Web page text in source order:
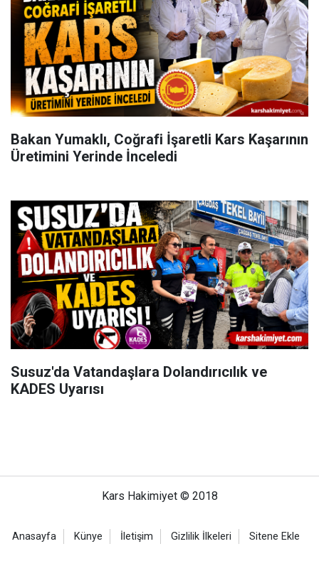
Bakan Yumaklı, Coğrafi İşaretli Kars Kaşarının
Üretimini Yerinde İnceledi
Susuz'da Vatandaşlara Dolandırıcılık ve
KADES Uyarısı
Kars Hakimiyet © 2018
Anasayfa Künye İletişim Gizlilik İlkeleri Sitene Ekle